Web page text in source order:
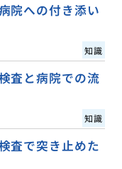
院への付き添い
知識
査と病院での流
知識
査で突き止めた